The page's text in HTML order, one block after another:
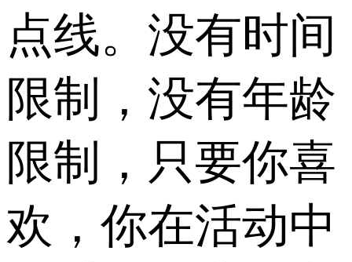
点线。没有时间
限制，没有年龄
限制，只要你喜
欢，你在活动中